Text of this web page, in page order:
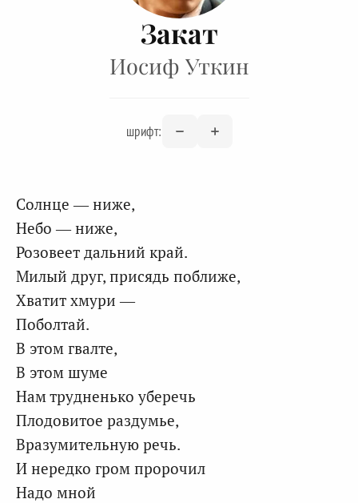
Закат
Иосиф Уткин
шрифт:
Солнце — ниже,
Небо — ниже,
Розовеет дальний край.
Милый друг, присядь поближе,
Хватит хмури —
Поболтай.
В этом гвалте,
В этом шуме
Нам трудненько уберечь
Плодовитое раздумье,
Вразумительную речь.
И нередко гром пророчил
Надо мной